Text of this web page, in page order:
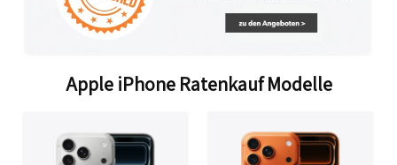
Apple iPhone Ratenkauf Modelle